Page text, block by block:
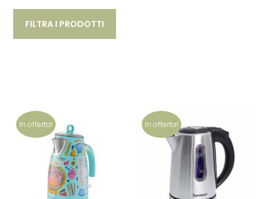
FILTRA I PRODOTTI
In offerta! In offerta!